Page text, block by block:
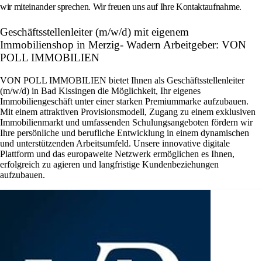
wir miteinander sprechen. Wir freuen uns auf Ihre Kontaktaufnahme.
Geschäftsstellenleiter (m/w/d) mit eigenem
Immobilienshop in Merzig- Wadern Arbeitgeber: VON
POLL IMMOBILIEN
VON POLL IMMOBILIEN bietet Ihnen als Geschäftsstellenleiter
(m/w/d) in Bad Kissingen die Möglichkeit, Ihr eigenes
Immobiliengeschäft unter einer starken Premiummarke aufzubauen.
Mit einem attraktiven Provisionsmodell, Zugang zu einem exklusiven
Immobilienmarkt und umfassenden Schulungsangeboten fördern wir
Ihre persönliche und berufliche Entwicklung in einem dynamischen
und unterstützenden Arbeitsumfeld. Unsere innovative digitale
Plattform und das europaweite Netzwerk ermöglichen es Ihnen,
erfolgreich zu agieren und langfristige Kundenbeziehungen
aufzubauen.